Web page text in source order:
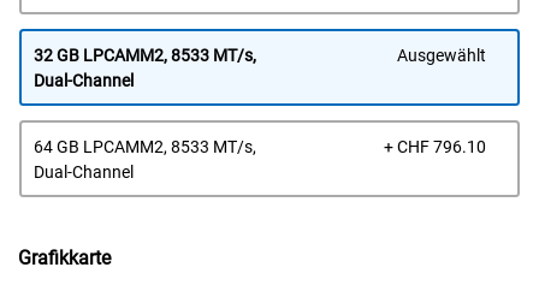
32 GB LPCAMM2, 8533 MT/s,
Dual-Channel
Ausgewählt
64 GB LPCAMM2, 8533 MT/s,
Dual-Channel
+ CHF 796.10
Grafikkarte